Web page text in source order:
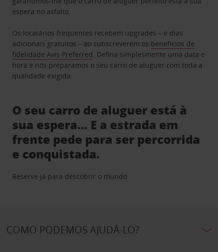
espera no asfalto.
Os locatários frequentes recebem upgrades – e dias
adicionais gratuitos – ao subscreverem os benefícios de
fidelidade Avis Preferred. Defina simplesmente uma data e
hora e nós preparamos o seu carro de aluguer com toda a
qualidade exigida.
O seu carro de aluguer está à
sua espera… E a estrada em
frente pede para ser percorrida
e conquistada.
Reserve já para descobrir o mundo.
COMO PODEMOS AJUDÁ-LO?